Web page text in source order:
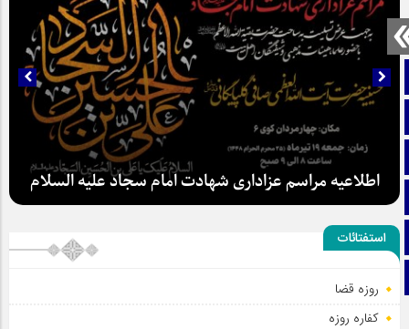
صفحه نخست
آپارات
اینستاگرام
اطلاعیه مراسم عزاداری شهادت امام سجاد علیه السلام
استفتائات
روزه قضا
کفاره روزه